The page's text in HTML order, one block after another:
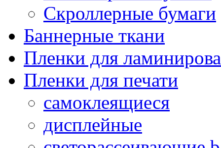
Скроллерные бумаги
Баннерные ткани
Пленки для
Пленки для печати
самоклеящиеся
дисплейные